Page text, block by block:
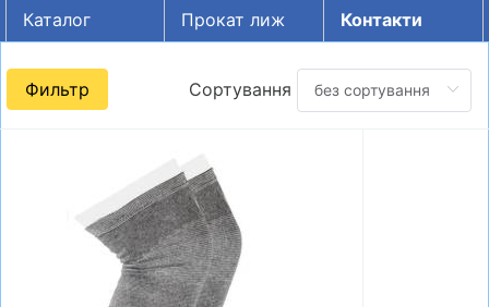
Каталог Прокат лиж
Контакти
Знижки
ВЗУТТЯ
Фильтр Сортування